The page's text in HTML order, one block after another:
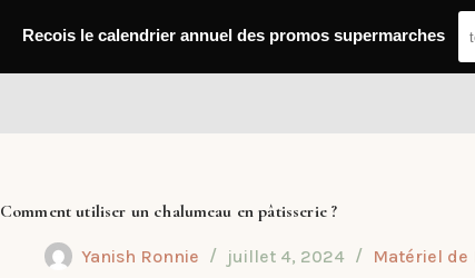
Comment utiliser un chalumeau en pâtisserie ?
Yanish Ronnie juillet 4, 2024 Matériel de
Recois le calendrier annuel des promos supermarches